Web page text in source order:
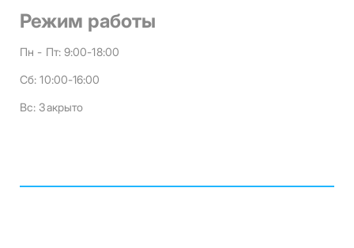
Режим работы
Пн - Пт: 9:00-18:00
Сб:10:00-16:00
Вс:Закрыто